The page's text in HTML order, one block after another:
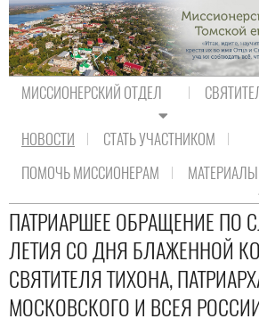
МИССИОНЕРСКИЙ ОТДЕЛ
НОВОСТИ
СТАТЬ УЧАСТНИКОМ
ПОМОЧЬ МИССИОНЕРАМ
МАТЕРИАЛЫ
Новости Православия
ПАТРИАРШЕЕ ОБРАЩЕНИЕ ПО
ЛЕТИЯ СО ДНЯ БЛАЖЕННОЙ
СВЯТИТЕЛЯ ТИХОНА,
МОСКОВСКОГО И ВСЕЯ